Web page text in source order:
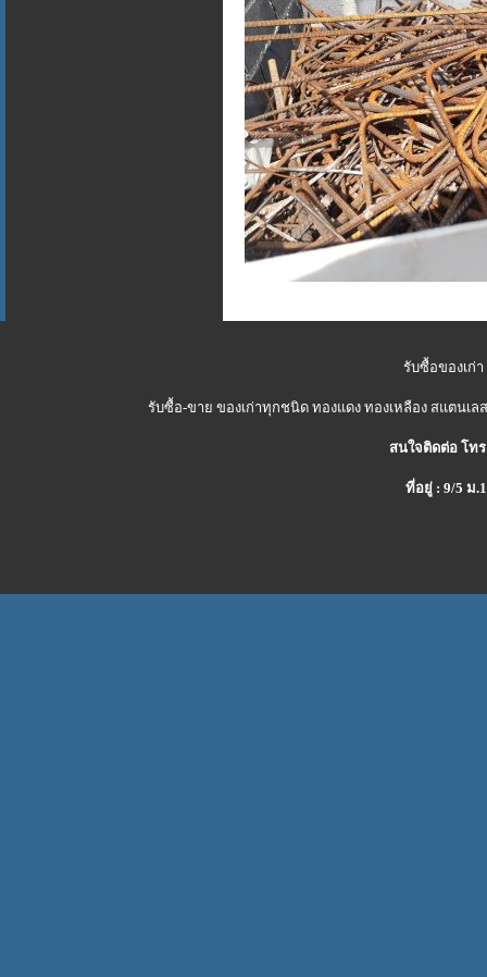
รับซื้อของเก่
รับซื้อ-ขาย ของเก่าทุกชนิด ทองแดง ทองเหลือง สแตนเ
สนใจติดต่อ โทร
ที่อยู่ : 9/5 ม